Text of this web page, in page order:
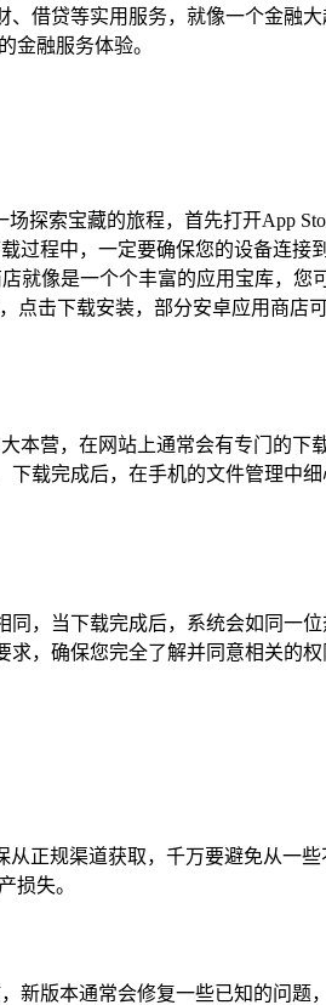
借贷等实用服务，就像一个金融
金融服务体验。
探索宝藏的旅程，首先打开App
过程中，一定要确保您的设备连
就像是一个个丰富的应用宝库，
点击下载安装，部分安卓应用商
本营，在网站上通常会有专门的
载完成后，在手机的文件管理中
，当下载完成后，系统会如同一
，确保您完全了解并同意相关的
从正规渠道获取，千万要避免从
损失。
新版本通常会修复一些已知的问